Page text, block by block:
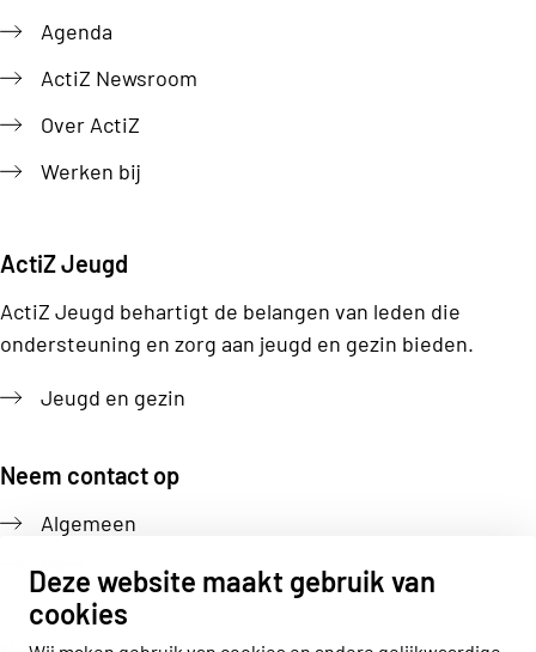
Deze website maakt gebruik van
cookies
Agenda
ActiZ Newsroom
Over ActiZ
Werken bij
ActiZ Jeugd
ActiZ Jeugd behartigt de belangen van leden die
ondersteuning en zorg aan jeugd en gezin bieden.
Jeugd en gezin
Neem contact op
Algemeen
Pers